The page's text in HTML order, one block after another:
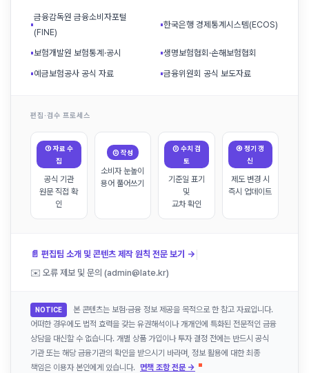
▪
금융감독원 금융소비자포털
(FINE)
▪한국은행 경제통계시스템(ECOS)
▪보험개발원 보험통계·공시 ▪생명보험협회·손해보험협회
▪예금보험공사 공식 자료 ▪금융위원회 공식 보도자료
편집·검수 프로세스
① 자료 수
집
공식 기관
원문 직접 확
인
② 작성
소비자 눈높이
용어 풀어쓰기
③ 수치 검
토
기준일 표기
및
교차 확인
④ 정기 갱
신
제도 변경 시
즉시 업데이트
📄 편집팀 소개 및 콘텐츠 제작 원칙 전문 보기 → |
✉️ 오류 제보 및 문의 (admin@late.kr)
NOTICE
본 콘텐츠는 보험·금융 정보 제공을 목적으로 한 참고 자료입니다.
어떠한 경우에도 법적 효력을 갖는 유권해석이나 개개인에 특화된 전문적인 금융
상담을 대신할 수 없습니다. 개별 상품 가입이나 투자 결정 전에는 반드시 공식
기관 또는 해당 금융기관의 확인을 받으시기 바라며, 정보 활용에 대한 최종
책임은 이용자 본인에게 있습니다. 면책 조항 전문 →